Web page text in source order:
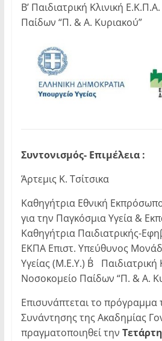
Β’ Παιδιατρική Κλινική
Παίδων “Π. & Α. Κυριακού”
Συντονισμός- Επιμέλεια :
Άρτεμις Κ. Τσίτσικα
Καθηγήτρια Εθνική
για την Παγκόσμια Υγεία &
Καθηγήτρια Παιδιατρικής-
ΕΚΠΑ Επιστ. Υπεύθυνος
Υγείας (Μ.Ε.Υ.) Β΄ Παιδιατρική
Νοσοκομείο Παίδων “Π. & Α.
Επισυνάπτεται το πρόγραμμα
Συνάντησης της Ακαδημίας
πραγματοποιηθεί την